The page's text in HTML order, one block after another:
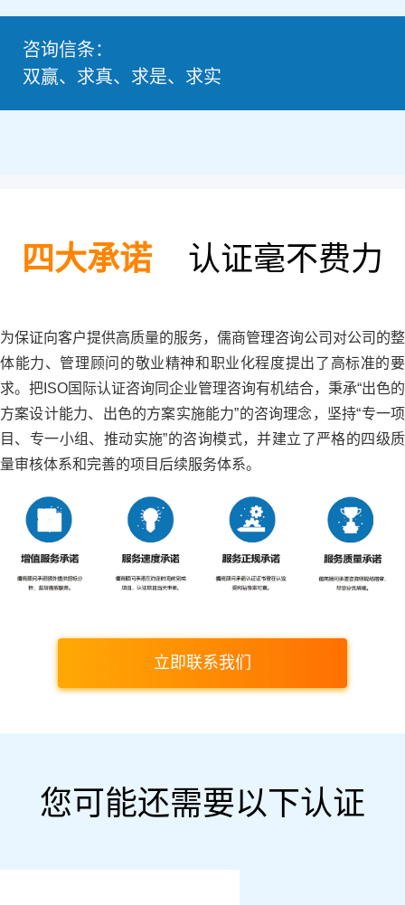
咨询信条：
双赢、求真、求是、求实
四大承诺 认证毫不费力
为保证向客户提供高质量的服务，儒商管理咨询公司对公司的整
体能力、管理顾问的敬业精神和职业化程度提出了高标准的要
求。把ISO国际认证咨询同企业管理咨询有机结合，秉承“出色的
方案设计能力、出色的方案实施能力”的咨询理念，坚持“专一项
目、专一小组、推动实施”的咨询模式，并建立了严格的四级质
量审核体系和完善的项目后续服务体系。
立即联系我们
您可能还需要以下认证